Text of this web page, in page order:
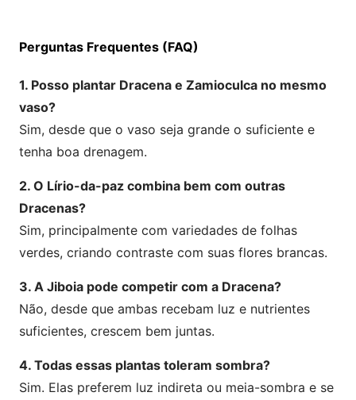
Perguntas Frequentes (FAQ)
1. Posso plantar Dracena e Zamioculca no mesmo
vaso?
Sim, desde que o vaso seja grande o suficiente e
tenha boa drenagem.
2. O Lírio-da-paz combina bem com outras
Dracenas?
Sim, principalmente com variedades de folhas
verdes, criando contraste com suas flores brancas.
3. A Jiboia pode competir com a Dracena?
Não, desde que ambas recebam luz e nutrientes
suficientes, crescem bem juntas.
4. Todas essas plantas toleram sombra?
Sim. Elas preferem luz indireta ou meia-sombra e se